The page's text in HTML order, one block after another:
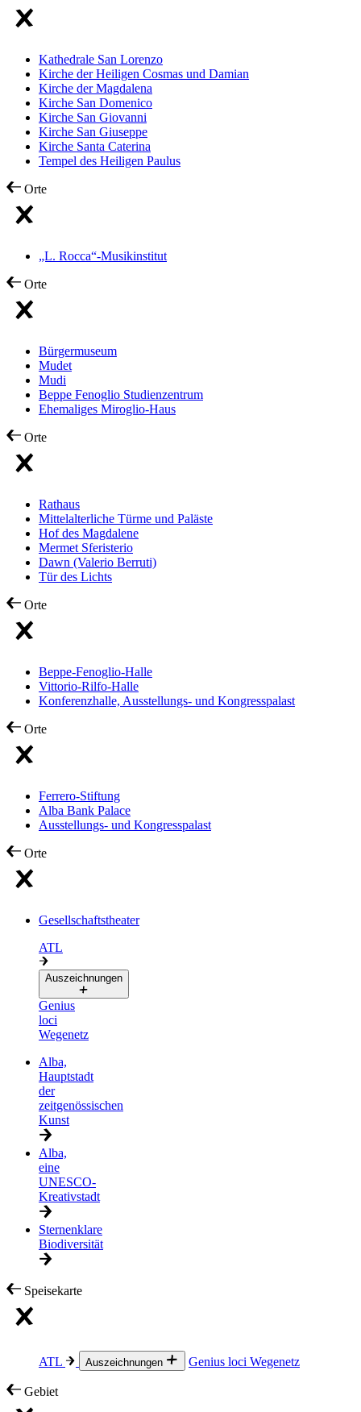
Kathedrale San Lorenzo
Kirche der Heiligen Cosmas und Damian
Kirche der Magdalena
Kirche San Domenico
Kirche San Giovanni
Kirche San Giuseppe
Kirche Santa Caterina
Tempel des Heiligen Paulus
Orte
„L. Rocca“-Musikinstitut
Orte
Bürgermuseum
Mudet
Mudi
Beppe Fenoglio Studienzentrum
Ehemaliges Miroglio-Haus
Orte
Rathaus
Mittelalterliche Türme und Paläste
Hof des Magdalene
Mermet Sferisterio
Dawn (Valerio Berruti)
Tür des Lichts
Orte
Beppe-Fenoglio-Halle
Vittorio-Rilfo-Halle
Konferenzhalle, Ausstellungs- und Kongresspalast
Orte
Ferrero-Stiftung
Alba Bank Palace
Ausstellungs- und Kongresspalast
Orte
Gesellschaftstheater
ATL
Auszeichnungen
Genius
loci
Wegenetz
Alba,
Hauptstadt
der
zeitgenössischen
Kunst
Alba,
eine
UNESCO-
Kreativstadt
Sternenklare
Biodiversität
Speisekarte
ATL Auszeichnungen Genius loci Wegenetz
Gebiet